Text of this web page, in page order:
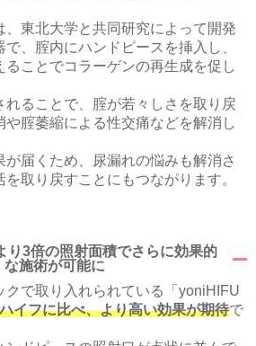
、東北大学と共同研究によって開発
、腟内にハンドピースを挿入し、
ることでコラーゲンの再生成を促し
れることで、腟が若々しさを取り戻
や腟萎縮による性交痛などを解消し
が届くため、尿漏れの悩みも解消さ
取り戻すことにもつながります。
り3倍の照射面積でさらに効果的
な施術が可能に
クで取り入れられている「yoniHIFU
イフに比べ、より高い効果が期待で